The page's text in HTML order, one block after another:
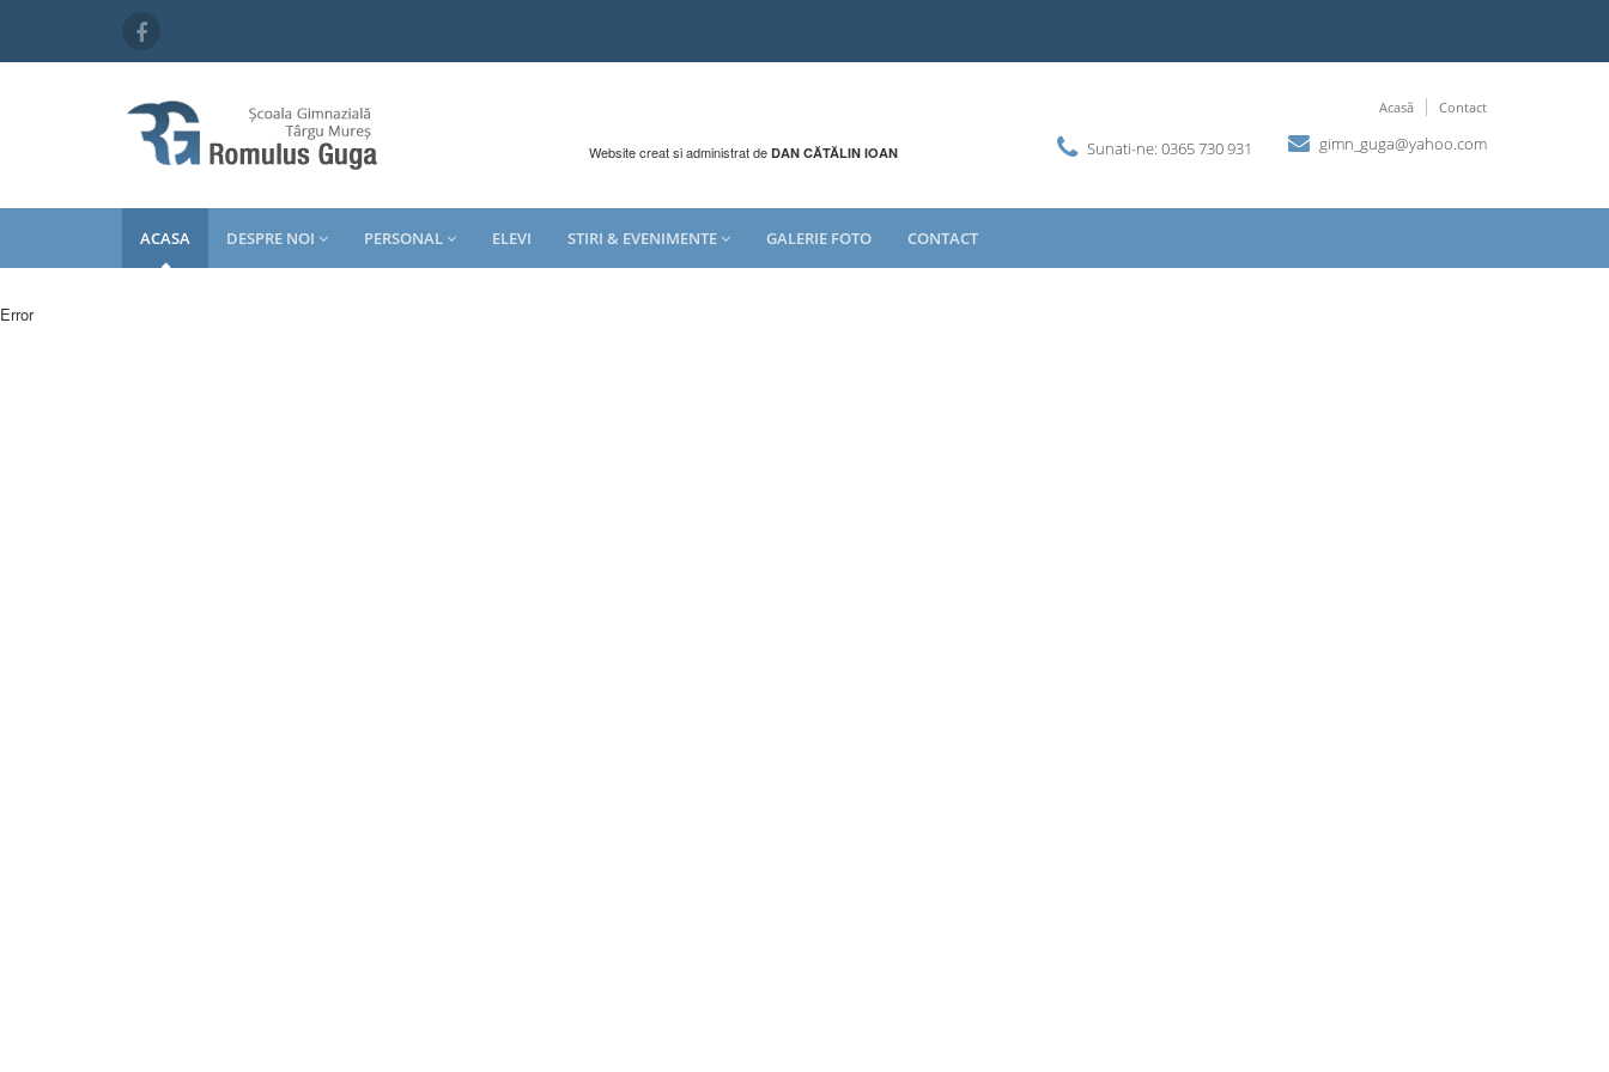
Acasă Contact
Sunati-ne: 0365 730 931 gimn_guga@yahoo.com
Website creat si administrat de DAN CĂTĂLIN IOAN
ACASA DESPRE NOI PERSONAL ELEVI STIRI & EVENIMENTE GALERIE FOTO CONTACT
Error